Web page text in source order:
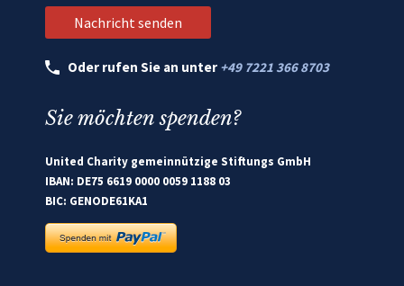
Oder rufen Sie an unter +49 7221 366 8703
Sie möchten spenden?
United Charity gemeinnützige Stiftungs GmbH
IBAN: DE75 6619 0000 0059 1188 03
BIC: GENODE61KA1